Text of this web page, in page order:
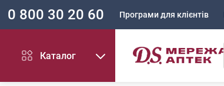
0 800 30 20 60 Програми для клієнтів
Каталог